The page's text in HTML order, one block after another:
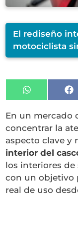
El rediseño
motociclista
Compartir
en
WhatsApp
En un mercado
concentrar la
aspecto clave y
interior del
los interiores de
con un objetivo
real de uso